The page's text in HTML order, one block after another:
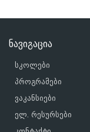
ნავიგაცია
სკოლები
პროგრამები
ვაკანსიები
ელ. რესურსები